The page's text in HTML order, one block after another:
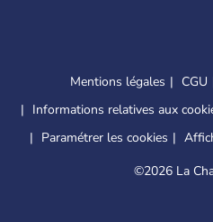
Mentions légales CGU
Informations relatives aux
Paramétrer les cookies
©2026 La